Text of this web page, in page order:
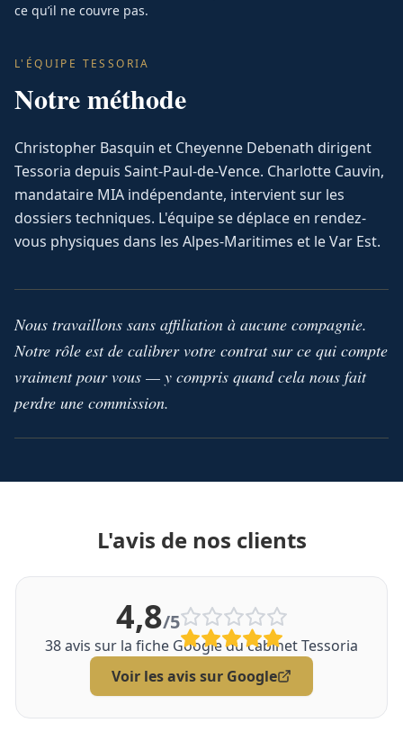
ce qu’il ne couvre pas.
L'ÉQUIPE TESSORIA
Notre méthode
Christopher Basquin et Cheyenne Debenath dirigent
Tessoria depuis Saint-Paul-de-Vence. Charlotte Cauvin,
mandataire MIA indépendante, intervient sur les
dossiers techniques. L'équipe se déplace en rendez-
vous physiques dans les Alpes-Maritimes et le Var Est.
Nous travaillons sans affiliation à aucune compagnie.
Notre rôle est de calibrer votre contrat sur ce qui compte
vraiment pour vous — y compris quand cela nous fait
perdre une commission.
L'avis de nos clients
4,8/5
38avis sur la fiche Google du cabinet Tessoria
Voir les avis sur Google